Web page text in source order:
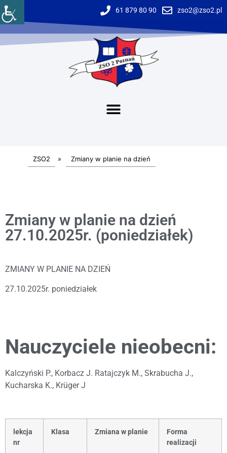
61 879 80 90 zso2@zso2.pl
ZSO2 » Zmiany w planie na dzień
Zmiany w planie na dzień
27.10.2025r. (poniedziałek)
ZMIANY W PLANIE NA DZIEŃ
27.10.2025r. poniedziałek
Nauczyciele nieobecni:
Kalczyński P., Korbacz J. Ratajczyk M., Skrabucha J.,
Kucharska K., Krüger J
lekcja
nr
Klasa Zmiana w planie
Forma
realizacji